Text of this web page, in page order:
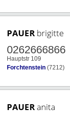
PAUER brigitte
0262666866
Hauptstr 109
Forchtenstein (7212)
PAUERanita